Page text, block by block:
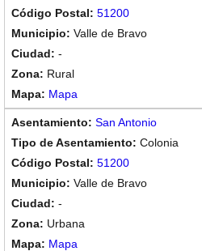
51200
Valle de Bravo
-
Rural
Mapa
San Antonio
Colonia
51200
Valle de Bravo
-
Urbana
Mapa